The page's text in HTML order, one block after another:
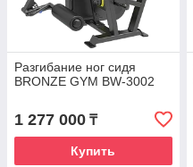
Разгибание ног сидя
BRONZE GYM BW-3002
1 277 000 ₸
Купить